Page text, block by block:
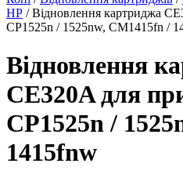
HP / Відновлення картриджа
CP1525n / 1525nw, CM1415fn /
Відновлення
CE320A для
CP1525n /
1415fnw